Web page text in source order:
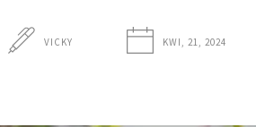
VICKY KWI, 21, 2024